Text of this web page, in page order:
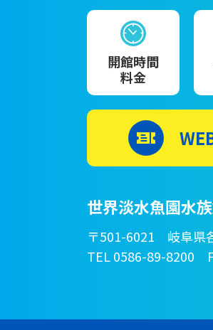
開館時間
料金
世界淡水魚園水
〒501-6021 岐阜県
TEL 0586-89-8200